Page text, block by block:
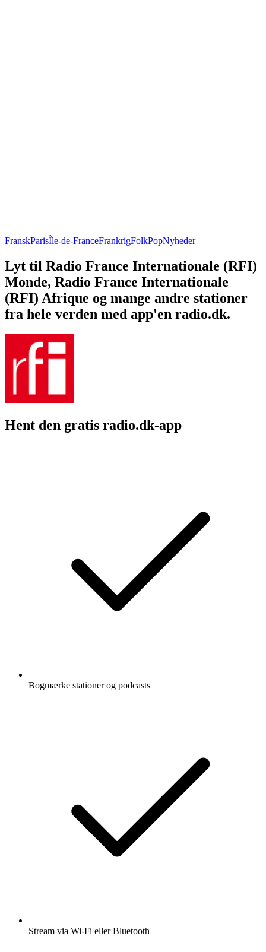
FranskParisÎle-de-FranceFrankrigFolkPopNyheder
Lyt til Radio France Internationale (RFI)
Monde, Radio France Internationale
(RFI) Afrique og mange andre stationer
fra hele verden med app'en radio.dk.
Hent den gratis radio.dk-app
Bogmærke stationer og podcasts
Stream via Wi-Fi eller Bluetooth